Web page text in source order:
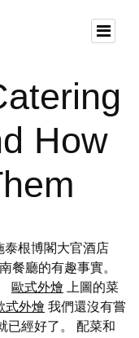
How
泰根博閣大官酒店
餐廳的有趣事實。
歐式外燴 上圖的菜
式外燴 我們還沒有嘗
已經好了。 配菜和